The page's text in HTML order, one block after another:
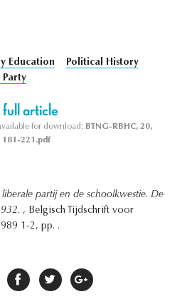
Education
Political History
Party
full article
for download: BTNG-RBHC, 20,
181-221.pdf
liberale partij en de schoolkwestie. De
, Belgisch Tijdschrift voor
1-2, pp. .